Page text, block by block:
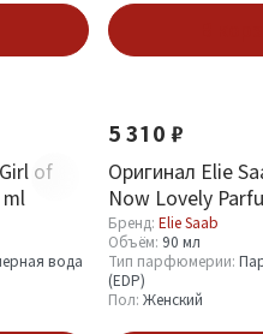
of
вода
5 310 ₽
Оригинал Elie
Now Lovely
Бренд: Elie Saab
Объём: 90 мл
Тип парфюмерии:
(EDP)
Пол: Женский